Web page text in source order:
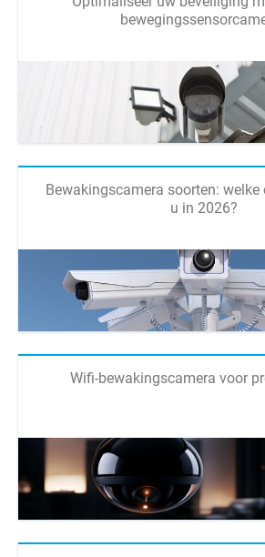
Bewakingscamera soorten:
u in 2026?
Wifi-bewakingscamera voor